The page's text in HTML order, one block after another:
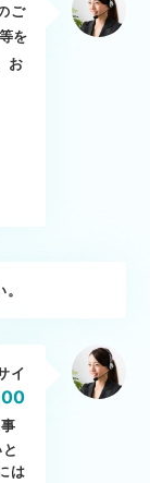
ご
を
お
イ
は